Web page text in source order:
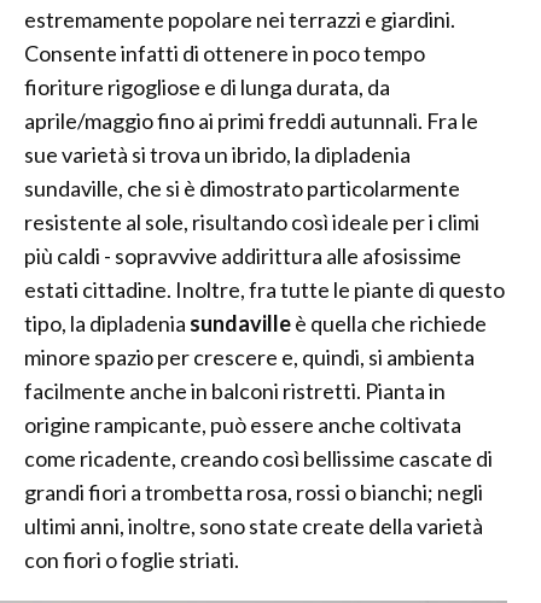
estremamente popolare nei terrazzi e giardini.
Consente infatti di ottenere in poco tempo
fioriture rigogliose e di lunga durata, da
aprile/maggio fino ai primi freddi autunnali. Fra le
sue varietà si trova un ibrido, la dipladenia
sundaville, che si è dimostrato particolarmente
resistente al sole, risultando così ideale per i climi
più caldi - sopravvive addirittura alle afosissime
estati cittadine. Inoltre, fra tutte le piante di questo
tipo, la dipladenia sundavilleè quella che richiede
minore spazio per crescere e, quindi, si ambienta
facilmente anche in balconi ristretti. Pianta in
origine rampicante, può essere anche coltivata
come ricadente, creando così bellissime cascate di
grandi fiori a trombetta rosa, rossi o bianchi; negli
ultimi anni, inoltre, sono state create della varietà
con fiori o foglie striati.